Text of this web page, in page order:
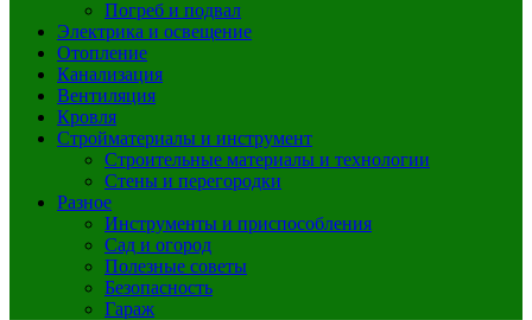
Погреб и подвал
Электрика и освещение
Отопление
Канализация
Вентиляция
Кровля
Стройматериалы и инструмент
Строительные материалы и технологии
Стены и перегородки
Разное
Инструменты и приспособления
Сад и огород
Полезные советы
Безопасность
Гараж